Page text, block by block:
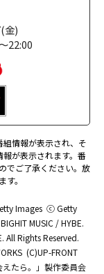
金)
22:00
情報が表示され、そ
が表示されます。番
でご了承ください。放
。
Images ⓒ Getty
MUSIC / HYBE.
All Rights Reserved.
(C)UP-FRONT
たら。」製作委員会